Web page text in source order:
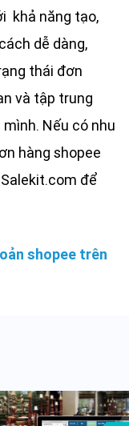
khả năng tạo,
dễ dàng,
thái đơn
và tập trung
Nếu có nhu
hàng shopee
để
shopee trên